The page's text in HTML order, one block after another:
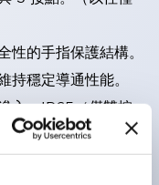
性的手指保護結構。
持穩定導通性能。
入：IP65（僅雙按